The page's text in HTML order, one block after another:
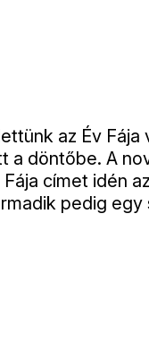
az Év
a döntőbe. A
címet idén
pedig